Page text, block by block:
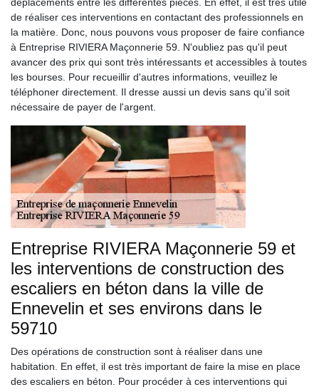
de réaliser ces interventions en contactant des professionnels en
la matière. Donc, nous pouvons vous proposer de faire confiance
à Entreprise RIVIERA Maçonnerie 59. N'oubliez pas qu'il peut
avancer des prix qui sont très intéressants et accessibles à toutes
les bourses. Pour recueillir d'autres informations, veuillez le
téléphoner directement. Il dresse aussi un devis sans qu'il soit
nécessaire de payer de l'argent.
Entreprise RIVIERA Maçonnerie 59 et
les interventions de construction des
escaliers en béton dans la ville de
Ennevelin et ses environs dans le
59710
Des opérations de construction sont à réaliser dans une
habitation. En effet, il est très important de faire la mise en place
des escaliers en béton. Pour procéder à ces interventions qui